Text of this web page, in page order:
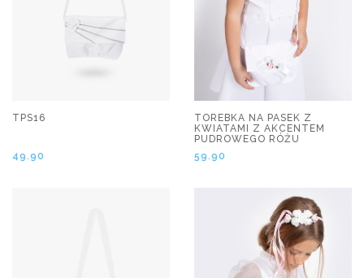
TPS16
49.90
TOREBKA NA PASEK Z
KWIATAMI Z AKCENTEM
PUDROWEGO RÓŻU
59.90